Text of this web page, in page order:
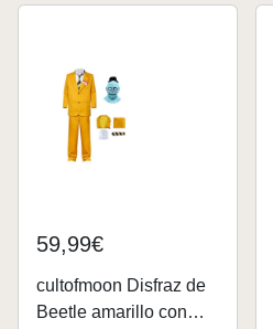
59,99€
cultofmoon Disfraz de
Beetle amarillo con